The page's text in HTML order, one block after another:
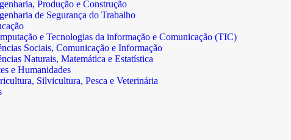
Produção e Construção
de Segurança do Trabalho
e Tecnologias da informação e Comunicação (TIC)
Sociais, Comunicação e Informação
Naturais, Matemática e Estatística
e Humanidades
Silvicultura, Pesca e Veterinária